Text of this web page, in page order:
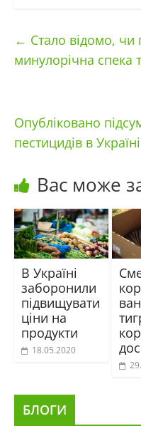
← Стало відомо, чи
минулорічна спека
Опубліковано
пестицидів в Україні
Вас може
В Україні
заборонили
підвищувати
ціни на
продукти
18.05.2020
БЛОГИ